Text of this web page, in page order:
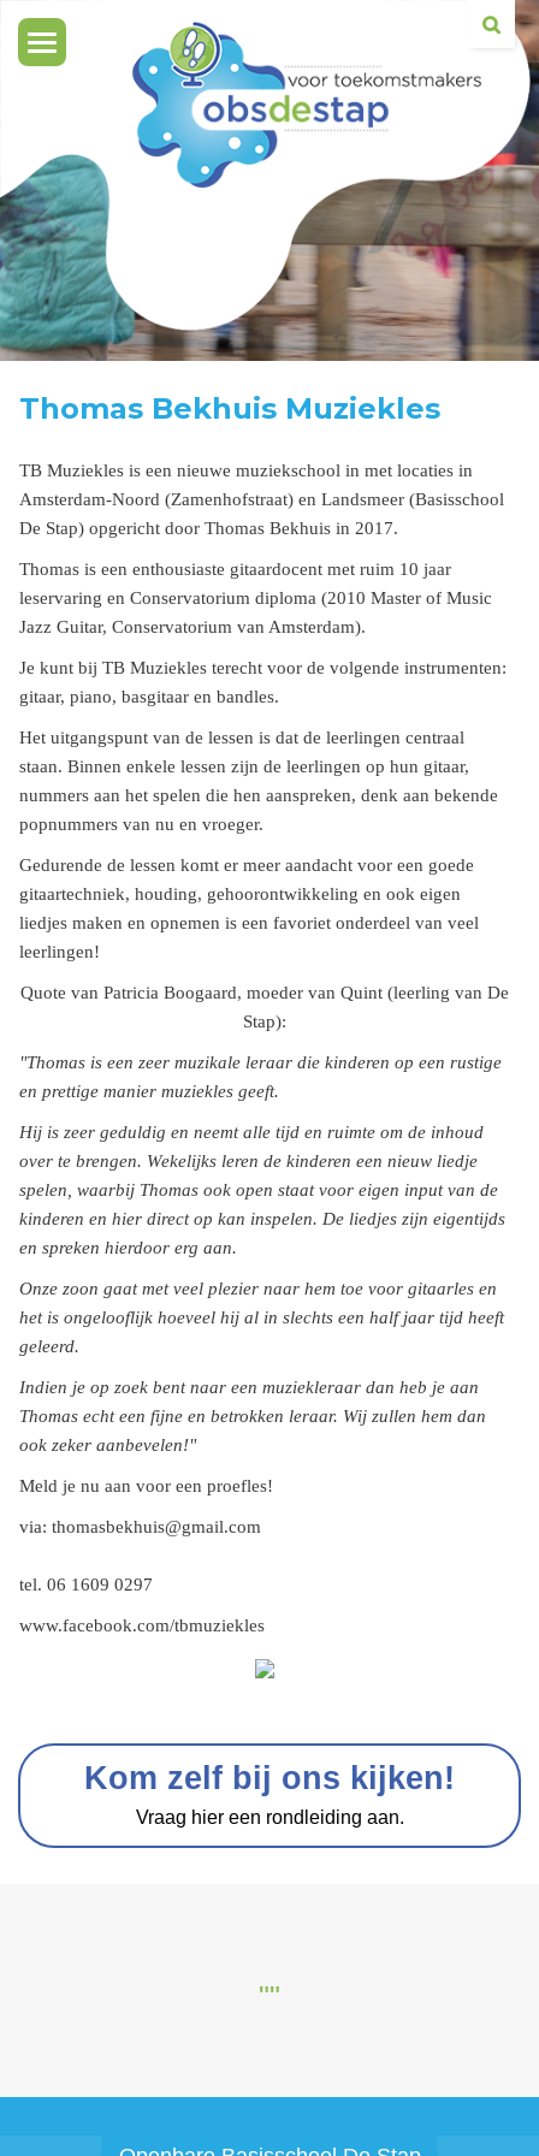
Toggle
Thomas Bekhuis Muziekles
TB Muziekles is een nieuwe muziekschool in met locaties in
Amsterdam-Noord (Zamenhofstraat) en Landsmeer (Basisschool
De Stap) opgericht door Thomas Bekhuis in 2017.
Thomas is een enthousiaste gitaardocent met ruim 10 jaar
leservaring en Conservatorium diploma (2010 Master of Music
Jazz Guitar, Conservatorium van Amsterdam).
Je kunt bij TB Muziekles terecht voor de volgende instrumenten:
gitaar, piano, basgitaar en bandles.
Het uitgangspunt van de lessen is dat de leerlingen centraal
staan. Binnen enkele lessen zijn de leerlingen op hun gitaar,
nummers aan het spelen die hen aanspreken, denk aan bekende
popnummers van nu en vroeger.
Gedurende de lessen komt er meer aandacht voor een goede
gitaartechniek, houding, gehoorontwikkeling en ook eigen
liedjes maken en opnemen is een favoriet onderdeel van veel
leerlingen!
Quote van Patricia Boogaard, moeder van Quint (leerling van De
Stap):
"Thomas is een zeer muzikale leraar die kinderen op een rustige
en prettige manier muziekles geeft.
Hij is zeer geduldig en neemt alle tijd en ruimte om de inhoud
over te brengen. Wekelijks leren de kinderen een nieuw liedje
spelen, waarbij Thomas ook open staat voor eigen input van de
kinderen en hier direct op kan inspelen. De liedjes zijn eigentijds
en spreken hierdoor erg aan.
Onze zoon gaat met veel plezier naar hem toe voor gitaarles en
het is ongelooflijk hoeveel hij al in slechts een half jaar tijd heeft
geleerd.
Indien je op zoek bent naar een muziekleraar dan heb je aan
Thomas echt een fijne en betrokken leraar. Wij zullen hem dan
ook zeker aanbevelen!"
Meld je nu aan voor een proefles!
via: thomasbekhuis@gmail.com
tel. 06 1609 0297
www.facebook.com/tbmuziekles
Kom zelf bij ons kijken!
Vraag hier een rondleiding aan.
""